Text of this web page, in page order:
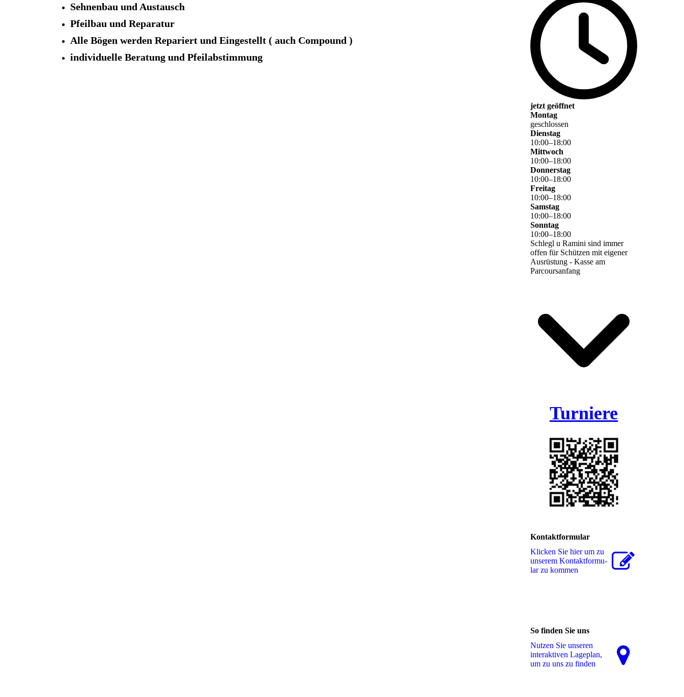
Sehnenbau und Austausch
Pfeilbau und Reparatur
Alle Bögen werden Repariert und Eingestellt ( auch Compound )
individuelle Beratung und Pfeilabstimmung
jetzt geöffnet
Montag
geschlossen
Dienstag
10:00–18:00
Mittwoch
10:00–18:00
Donnerstag
10:00–18:00
Freitag
10:00–18:00
Samstag
10:00–18:00
Sonntag
10:00–18:00
Schlegl u Ramini sind immer
offen für Schützen mit eigener
Ausrüstung - Kasse am
Parcoursanfang
Turniere
Kontaktformular
Klicken Sie hier um zu
unserem Kon­takt­for­mu­
lar zu kommen
So finden Sie uns
Nutzen Sie unseren
interaktiven La­ge­plan,
um zu uns zu finden